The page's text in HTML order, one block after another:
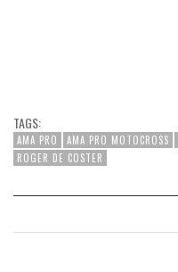
TAGS:
AMA PRO AMA PRO MOTOCROSS
ROGER DE COSTER